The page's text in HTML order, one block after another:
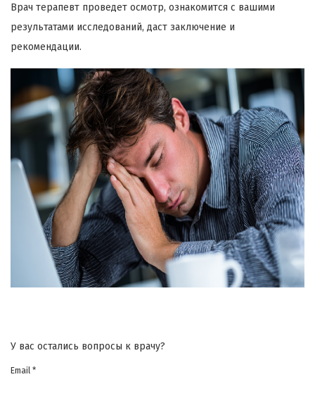
Врач терапевт проведет осмотр, ознакомится с вашими
результатами исследований, даст заключение и
рекомендации.
У вас остались вопросы к врачу?
Email *